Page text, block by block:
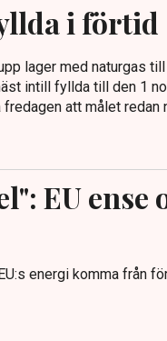
i förtid
lager med naturgas
intill fyllda till den 1
att målet redan
EU ense
energi komma från